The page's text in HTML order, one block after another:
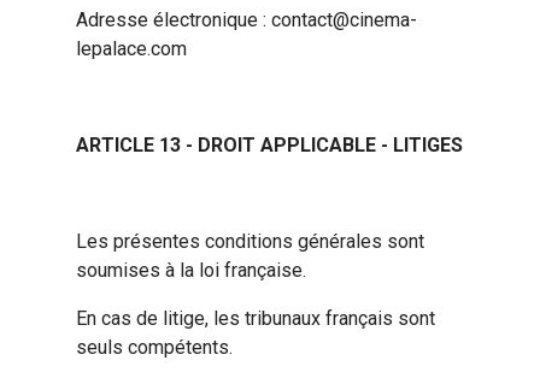
Adresse électronique : contact@cinema-
lepalace.com
ARTICLE 13 - DROIT APPLICABLE - LITIGES
Les présentes conditions générales sont
soumises à la loi française.
En cas de litige, les tribunaux français sont
seuls compétents.